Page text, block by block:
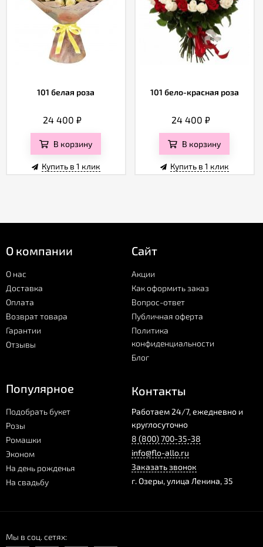
101 белая роза
24 400₽
В корзину
Купить в 1 клик
101 бело-красная роза
24 400₽
В корзину
Купить в 1 клик
О компании
О нас
Доставка
Оплата
Возврат товара
Гарантии
Отзывы
Сайт
Акции
Как оформить заказ
Вопрос-ответ
Публичная оферта
Политика
конфиденциальности
Блог
Популярное
Подобрать букет
Розы
Ромашки
Эконом
На день рожденья
На свадьбу
Контакты
Работаем 24/7, ежедневно и
круглосуточно
8 (800) 700-35-38
info@flo-allo.ru
Заказать звонок
г.Озеры,улица Ленина, 35
Мы в соц. сетях